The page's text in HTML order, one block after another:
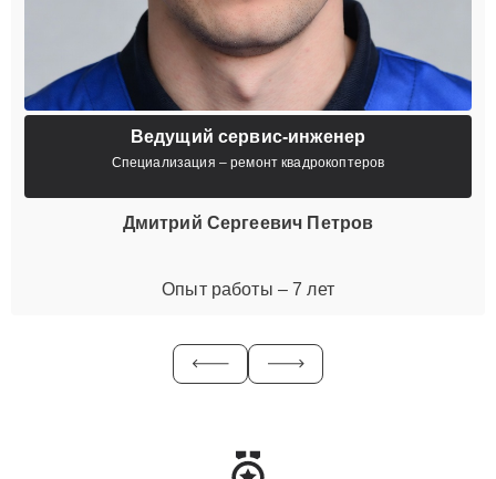
Ведущий сервис-инженер
Специализация – ремонт квадрокоптеров
Дмитрий Сергеевич Петров
Опыт работы – 7 лет